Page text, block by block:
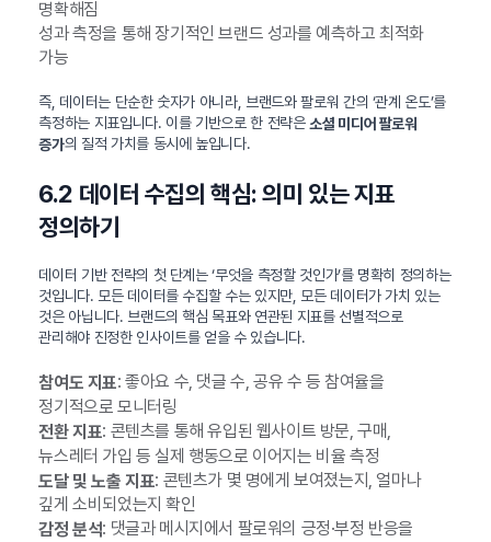
명확해짐
성과 측정을 통해 장기적인 브랜드 성과를 예측하고 최적화
가능
즉, 데이터는 단순한 숫자가 아니라, 브랜드와 팔로워 간의 ‘관계 온도’를
측정하는 지표입니다. 이를 기반으로 한 전략은 소셜 미디어 팔로워
증가의 질적 가치를 동시에 높입니다.
6.2 데이터 수집의 핵심: 의미 있는 지표
정의하기
데이터 기반 전략의 첫 단계는 ‘무엇을 측정할 것인가’를 명확히 정의하는
것입니다. 모든 데이터를 수집할 수는 있지만, 모든 데이터가 가치 있는
것은 아닙니다. 브랜드의 핵심 목표와 연관된 지표를 선별적으로
관리해야 진정한 인사이트를 얻을 수 있습니다.
참여도 지표: 좋아요 수, 댓글 수, 공유 수 등 참여율을
정기적으로 모니터링
전환 지표: 콘텐츠를 통해 유입된 웹사이트 방문, 구매,
뉴스레터 가입 등 실제 행동으로 이어지는 비율 측정
도달 및 노출 지표: 콘텐츠가 몇 명에게 보여졌는지, 얼마나
깊게 소비되었는지 확인
감정 분석: 댓글과 메시지에서 팔로워의 긍정·부정 반응을